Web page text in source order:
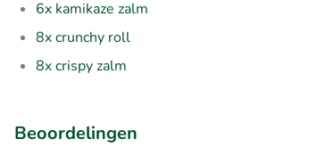
6x kamikaze zalm
8x crunchy roll
8x crispy zalm
Beoordelingen